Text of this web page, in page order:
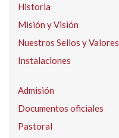
Historia
Misión y Visión
Nuestros Sellos y Valores
Instalaciones
Admisión
Documentos oficiales
Pastoral